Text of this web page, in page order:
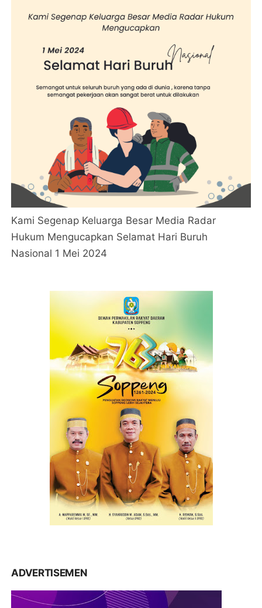
Kami Segenap Keluarga Besar Media Radar
Hukum Mengucapkan Selamat Hari Buruh
Nasional 1 Mei 2024
ADVERTISEMEN